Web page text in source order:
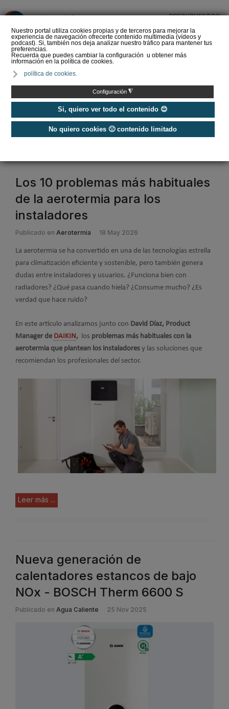
Nuestro portal utiliza cookies propias y de terceros para mejorar la
experiencia de navegación ofrecerte contenido multimedia (vídeos y
podcast). Si, también nos deja analizar nuestro tráfico para mantener tus
preferencias.
Recuerda que puedes cambiar la configuración u obtener más
información en la política de cookies.
política de cookies.
Configuración ◮
Si, quiero ver todo el contenido 😊
No quiero cookies 🙁 contenido limitado
PRESUPUESTOS
del Amperio (Episodio 3)
Etiquetas / podcast
Los 10 problemas más habituales
de la aerotermia para los
instaladores
Publicado en Aerotermia 18 May 2026
La aerotermia se ha convertido en una de las tecnologías estrella
para climatización eficiente y sostenible, pero también genera
dudas entre instaladores y usuarios. ¿Funciona bien con
radiadores? ¿Qué pasa cuando hiela? ¿Consume mucho? ¿Es
verdad que hace ruido?
En este artículo analizamos junto con David Díaz, Product
Manager de DAIKIN, los problemas más habituales con la
aerotermia que plantean los instaladores y las soluciones que
recomiendan los profesionales del sector.
Leer más ...
Nueva generación de
calentadores estancos de bajo
NOx - BOSCH Therm 6600 S
Publicado en Agua Caliente 25 Nov 2025